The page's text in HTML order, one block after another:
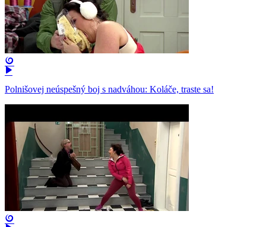
Polnišovej neúspešný boj s nadváhou: Koláče, traste sa!